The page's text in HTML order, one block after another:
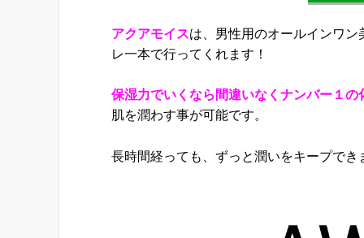
アクアモイスは、男性用のオールインワ
レ一本で行ってくれます！
保湿力でいくなら間違いなくナンバー１の
肌を潤わす事が可能です。
長時間経っても、ずっと潤いをキープでき